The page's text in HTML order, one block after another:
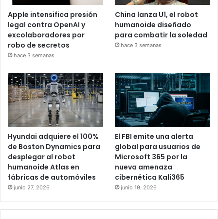
Apple intensifica presión
legal contra OpenAI y
excolaboradores por
robo de secretos
hace 3 semanas
China lanza U1, el robot
humanoide diseñado
para combatir la soledad
hace 3 semanas
Hyundai adquiere el 100%
de Boston Dynamics para
desplegar al robot
humanoide Atlas en
fábricas de automóviles
junio 27, 2026
El FBI emite una alerta
global para usuarios de
Microsoft 365 por la
nueva amenaza
cibernética Kali365
junio 19, 2026